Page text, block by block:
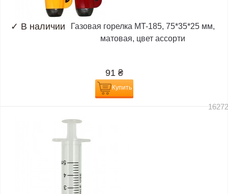
✓ В наличии
Газовая горелка MT-185, 75*35*25 мм,
матовая, цвет ассорти
91 ₴
Купить